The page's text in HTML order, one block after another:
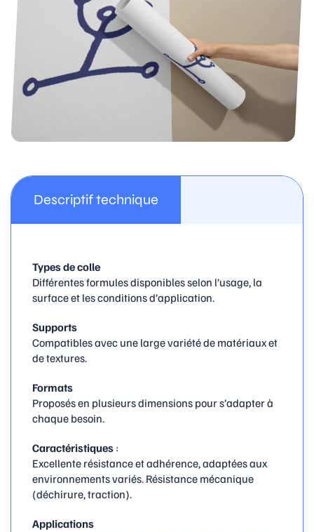
Descriptif technique
Types de colle
Différentes formules disponibles selon l’usage, la
surface et les conditions d’application.
Supports
Compatibles avec une large variété de matériaux et
de textures.
Formats
Proposés en plusieurs dimensions pour s’adapter à
chaque besoin.
Caractéristiques :
Excellente résistance et adhérence, adaptées aux
environnements variés. Résistance mécanique
(déchirure, traction).
Applications